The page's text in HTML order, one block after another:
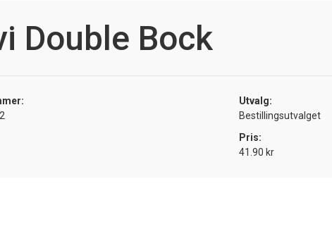
Double Bock
Utvalg:
Bestillingsutvalget
Pris:
41.90 kr